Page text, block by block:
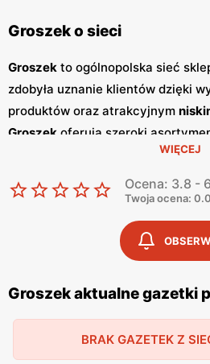
Groszek o sieci
Groszek to ogólnopolska sieć
zdobyła uznanie klientów dzięki
produktów oraz atrakcyjnym
Groszek oferują szeroki
spożywczych, w tym świeże
nabiał, mięso oraz artykuły
cenią sobie bogaty wybór oraz
umożliwiają oszczędności na
kluczowych elementów strategii
są regularnie wydawanegazetki
prezentują najnowsze
promocje ,
sezonowe wyprzedaże, dzięki
cenowych. Publikacje te są
WIĘCEJ
Ocena: 3.8 -
Twoja ocena: 0.0
Groszek aktualne gazetki
BRAK GAZETEK Z